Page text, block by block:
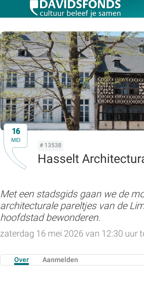
16
MEI
# 13538
Hasselt
Met een stadsgids gaan we de
architecturale pareltjes van de
hoofdstad bewonderen.
zaterdag 16 mei 2026 van 12:30 uur
Over Aanmelden
Zoek:
Zoeken